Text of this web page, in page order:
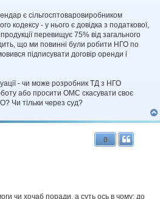
є сільгосптоваровиробником
кодексу - у нього є довідка з податкової,
перевищує 75% від загального
що ми повинні були робити НГО по
підписувати договір оренди і
- чи може розробник ТД з НГО
або просити ОМС скасувати своє
Чи тільки через суд?
0
чи хочаб поради, а суть ось в чому: до